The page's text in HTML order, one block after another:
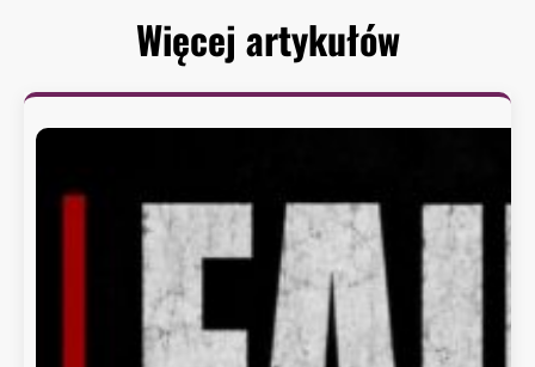
Więcej artykułów